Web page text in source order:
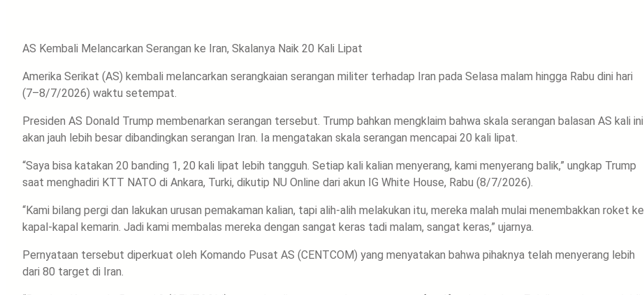
AS Kembali Melancarkan Serangan ke Iran, Skalanya Naik 20 Kali Lipat
Amerika Serikat (AS) kembali melancarkan serangkaian serangan militer terhadap Iran pada Selasa malam hingga Rabu dini hari
(7–8/7/2026) waktu setempat.
Presiden AS Donald Trump membenarkan serangan tersebut. Trump bahkan mengklaim bahwa skala serangan balasan AS kali ini
akan jauh lebih besar dibandingkan serangan Iran. Ia mengatakan skala serangan mencapai 20 kali lipat.
“Saya bisa katakan 20 banding 1, 20 kali lipat lebih tangguh. Setiap kali kalian menyerang, kami menyerang balik,” ungkap Trump
saat menghadiri KTT NATO di Ankara, Turki, dikutip NU Online dari akun IG White House, Rabu (8/7/2026).
“Kami bilang pergi dan lakukan urusan pemakaman kalian, tapi alih-alih melakukan itu, mereka malah mulai menembakkan roket ke
kapal-kapal kemarin. Jadi kami membalas mereka dengan sangat keras tadi malam, sangat keras,” ujarnya.
Pernyataan tersebut diperkuat oleh Komando Pusat AS (CENTCOM) yang menyatakan bahwa pihaknya telah menyerang lebih
dari 80 target di Iran.